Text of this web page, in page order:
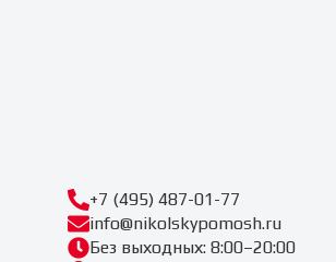
+7 (495) 487-01-77
info@nikolskypomosh.ru
Без выходных: 8:00–20:00